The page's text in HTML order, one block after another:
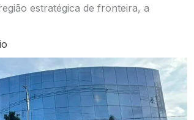
estratégica de fronteira, a